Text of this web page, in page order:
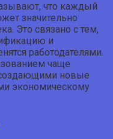
что каждый
значительно
Это связано с тем,
и
работодателями.
чаще
создающими новые
экономическому